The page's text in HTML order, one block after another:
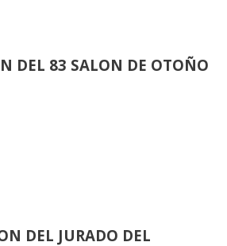
DEL 83 SALON DE OTOÑO
DEL JURADO DEL